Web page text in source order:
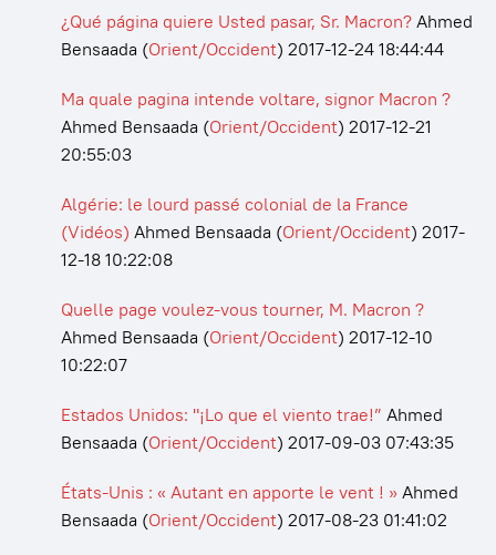
¿Qué página quiere Usted pasar, Sr. Macron?Ahmed
Bensaada (Orient/Occident) 2017-12-24 18:44:44
Ma quale pagina intende voltare, signor Macron ?
Ahmed Bensaada (Orient/Occident) 2017-12-21
20:55:03
Algérie: le lourd passé colonial de la France
(Vidéos) Ahmed Bensaada (Orient/Occident) 2017-
12-18 10:22:08
Quelle page voulez-vous tourner, M. Macron ?
Ahmed Bensaada (Orient/Occident) 2017-12-10
10:22:07
Estados Unidos: "¡Lo que el viento trae!” Ahmed
Bensaada (Orient/Occident) 2017-09-03 07:43:35
États-Unis : « Autant en apporte le vent ! » Ahmed
Bensaada (Orient/Occident) 2017-08-23 01:41:02